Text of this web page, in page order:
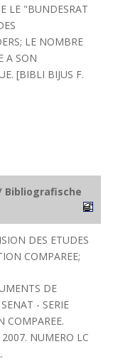
LE "BUNDESRAT
LE NOMBRE
A SON
[BIBLI BIJUS F.
Bibliografische
DES ETUDES
COMPAREE;
DE
- SERIE
COMPAREE.
2007. NUMERO LC